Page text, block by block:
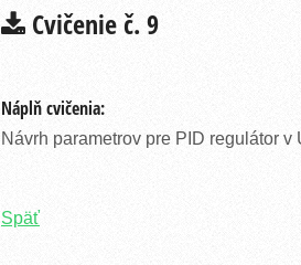
Cvičenie č. 9
Náplň cvičenia:
Návrh parametrov pre PID regulátor v
Späť